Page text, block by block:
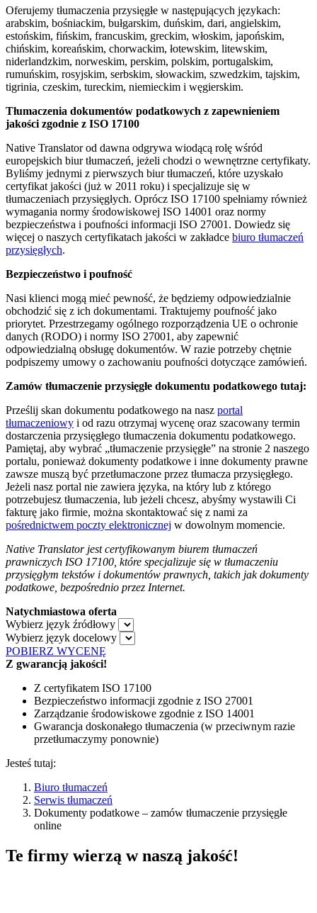
Oferujemy tłumaczenia przysięgłe w następujących językach:
arabskim, bośniackim, bułgarskim, duńskim, dari, angielskim,
estońskim, fińskim, francuskim, greckim, włoskim, japońskim,
chińskim, koreańskim, chorwackim, łotewskim, litewskim,
niderlandzkim, norweskim, perskim, polskim, portugalskim,
rumuńskim, rosyjskim, serbskim, słowackim, szwedzkim, tajskim,
tigrinia, czeskim, tureckim, niemieckim i węgierskim.
Tłumaczenia dokumentów podatkowych z zapewnieniem
jakości zgodnie z ISO 17100
Native Translator od dawna odgrywa wiodącą rolę wśród
europejskich biur tłumaczeń, jeżeli chodzi o wewnętrzne certyfikaty.
Byliśmy jednymi z pierwszych biur tłumaczeń, które uzyskało
certyfikat jakości (już w 2011 roku) i specjalizuje się w
tłumaczeniach przysięgłych. Oprócz ISO 17100 spełniamy również
wymagania normy środowiskowej ISO 14001 oraz normy
bezpieczeństwa i poufności informacji ISO 27001. Dowiedz się
więcej o naszych certyfikatach jakości w zakładce biuro tłumaczeń
przysięgłych.
Bezpieczeństwo i poufność
Nasi klienci mogą mieć pewność, że będziemy odpowiedzialnie
obchodzić się z ich dokumentami. Traktujemy poufność jako
priorytet. Przestrzegamy ogólnego rozporządzenia UE o ochronie
danych (RODO) i normy ISO 27001, aby zapewnić
odpowiedzialną obsługę dokumentów. W razie potrzeby chętnie
podpiszemy umowy o zachowaniu poufności dotyczące zamówień.
Zamów tłumaczenie przysięgłe dokumentu podatkowego tutaj:
Prześlij skan dokumentu podatkowego na nasz portal
tłumaczeniowy i od razu otrzymaj wycenę oraz szacowany termin
dostarczenia przysięgłego tłumaczenia dokumentu podatkowego.
Pamiętaj, aby wybrać „tłumaczenie przysięgłe” na stronie 2 naszego
portalu, ponieważ dokumenty podatkowe i inne dokumenty prawne
zawsze muszą być przetłumaczone przez tłumacza przysięgłego.
Jeżeli nasz portal nie zawiera języka, na który lub z którego
potrzebujesz tłumaczenia, lub jeżeli chcesz, abyśmy wystawili Ci
fakturę jako firmie, można skontaktować się z nami za
pośrednictwem poczty elektronicznej w dowolnym momencie.
Native Translator jest certyfikowanym biurem tłumaczeń
prawniczych ISO 17100, które specjalizuje się w tłumaczeniu
przysięgłym tekstów i dokumentów prawnych, takich jak dokumenty
podatkowe, bezpośrednio przez Internet.
Natychmiastowa oferta
Wybierz język źródłowy
Wybierz język docelowy
POBIERZ WYCENĘ
Z gwarancją jakości!
Z certyfikatem ISO 17100
Bezpieczeństwo informacji zgodnie z ISO 27001
Zarządzanie środowiskowe zgodnie z ISO 14001
Gwarancja doskonałego tłumaczenia (w przeciwnym razie
przetłumaczymy ponownie)
Jesteś tutaj:
Biuro tłumaczeń
Serwis tłumaczeń
Dokumenty podatkowe – zamów tłumaczenie przysięgłe
online
Te firmy wierzą w naszą jakość!